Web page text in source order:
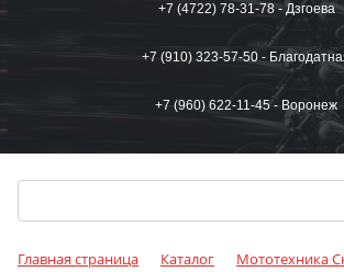
+7 (4722) 78-31-78 - Дзгоева
+7 (910) 323-57-50 -
+7 (960) 622-11-45 - Воронеж
Главная страница Каталог
Мототехника